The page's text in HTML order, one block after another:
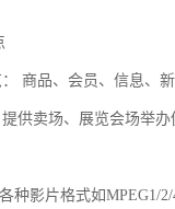
商品、会员、信息、
供卖场、展览会场举
种影片格式如MPEG1/